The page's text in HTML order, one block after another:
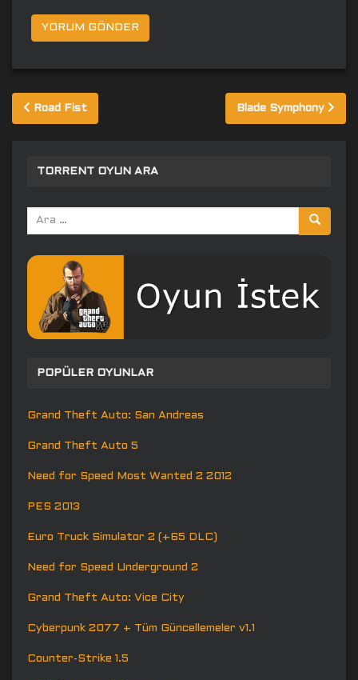
Yazı
gezinmesi
Road Fist Blade Symphony
TORRENT OYUN ARA
Arama
yap:
POPÜLER OYUNLAR
Grand Theft Auto: San Andreas
Grand Theft Auto 5
Need for Speed Most Wanted 2 2012
PES 2013
Euro Truck Simulator 2 (+65 DLC)
Need for Speed Underground 2
Grand Theft Auto: Vice City
Cyberpunk 2077 + Tüm Güncellemeler v1.1
Counter-Strike 1.5